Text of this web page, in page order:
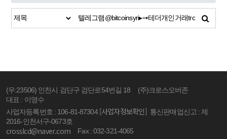
(우:23506) 인천시 검단구 검단로54번길 18
(주)크로스오버존
대표 : 이영수
사업자등록번호 : 106-81-87304[사업자정보확인] 통신판매업신고 : 제
2016-인천서구-0673호
crosslcd@naver.com Fax : 032-321-4065